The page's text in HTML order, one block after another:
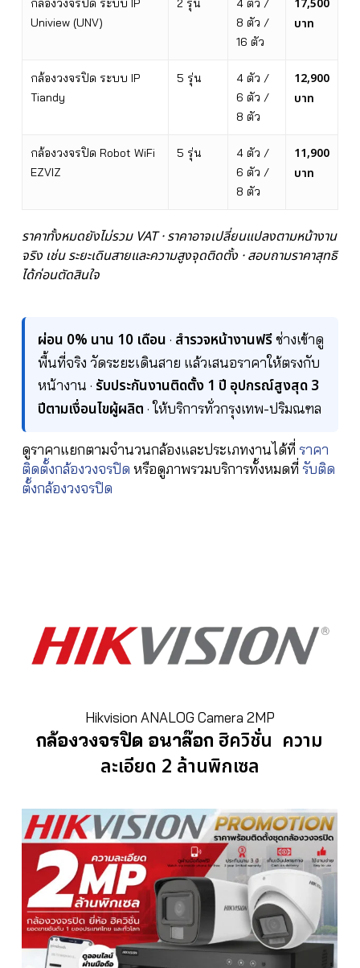
กล้องวงจรปิด ระบบ IP
Uniview (UNV)
2 รุ่น
4 ตัว /
8 ตัว /
16 ตัว
17,500
บาท
กล้องวงจรปิด ระบบ IP
Tiandy
5 รุ่น
4 ตัว /
6 ตัว /
8 ตัว
12,900
บาท
กล้องวงจรปิด Robot WiFi
EZVIZ
5 รุ่น
4 ตัว /
6 ตัว /
8 ตัว
11,900
บาท
ราคาทั้งหมดยังไม่รวม VAT · ราคาอาจเปลี่ยนแปลงตามหน้างาน
จริง เช่น ระยะเดินสายและความสูงจุดติดตั้ง · สอบถามราคาสุทธิ
ได้ก่อนตัดสินใจ
ผ่อน 0% นาน 10 เดือน · สำรวจหน้างานฟรีช่างเข้าดู
พื้นที่จริง วัดระยะเดินสาย แล้วเสนอราคาให้ตรงกับ
หน้างาน · รับประกันงานติดตั้ง 1 ปี อุปกรณ์สูงสุด 3
ปีตามเงื่อนไขผู้ผลิต · ให้บริการทั่วกรุงเทพ-ปริมณฑล
ดูราคาแยกตามจำนวนกล้องและประเภทงานได้ที่ ราคา
ติดตั้งกล้องวงจรปิด หรือดูภาพรวมบริการทั้งหมดที่ รับติด
ตั้งกล้องวงจรปิด
Hikvision ANALOG Camera 2MP
กล้องวงจรปิด อนาล๊อก ฮิควิชั่น ความ
ละเอียด 2 ล้านพิกเซล